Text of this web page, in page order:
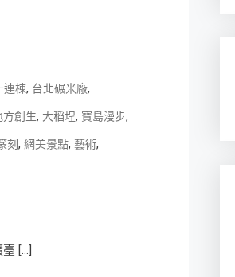
連棟, 台北碾米廠,
方創生, 大稻埕, 寶島漫步,
刻, 網美景點, 藝術,
[…]